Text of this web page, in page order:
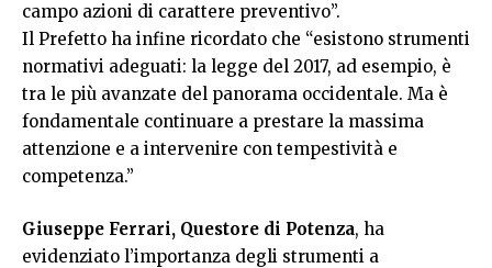
campo azioni di carattere preventivo”.
Il Prefetto ha infine ricordato che “esistono strumenti
normativi adeguati: la legge del 2017, ad esempio, è
tra le più avanzate del panorama occidentale. Ma è
fondamentale continuare a prestare la massima
attenzione e a intervenire con tempestività e
competenza.”
Giuseppe Ferrari, Questore di Potenza, ha
evidenziato l’importanza degli strumenti a